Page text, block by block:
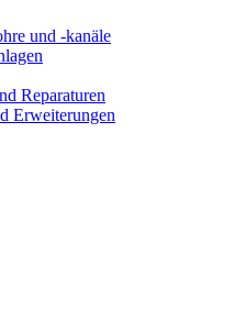
und -kanäle
Reparaturen
Erweiterungen